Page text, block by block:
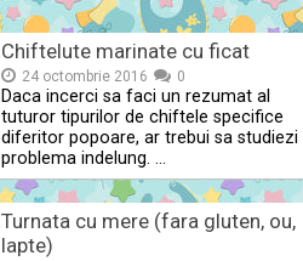
Chiftelute marinate cu ficat
24 octombrie 2016 0
Daca incerci sa faci un rezumat al
tuturor tipurilor de chiftele specifice
diferitor popoare, ar trebui sa studiezi
problema indelung. …
Turnata cu mere (fara gluten, ou,
lapte)